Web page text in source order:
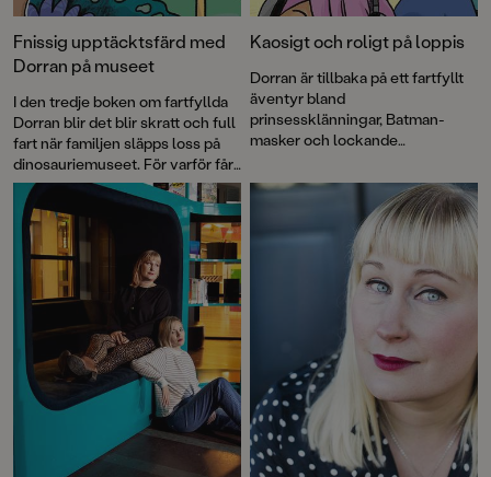
Fnissig upptäcktsfärd med
Dorran på museet
I den tredje boken om fartfyllda
Dorran blir det blir skratt och full
fart när familjen släpps loss på
dinosauriemuseet. För varför får
man inte vara naken hos
spinosaurusen egentligen? Och
ja, boken är based on a true story.
Kaosigt och roligt på loppis
Dorran är tillbaka på ett fartfyllt
äventyr bland
prinsessklänningar, Batman-
masker och lockande
som dessutom har lillebror att
hålla rätt på… Här är en ny
kärleksfull berättelse om Dorran
som många barnfamiljer kan
känna igen sig i.